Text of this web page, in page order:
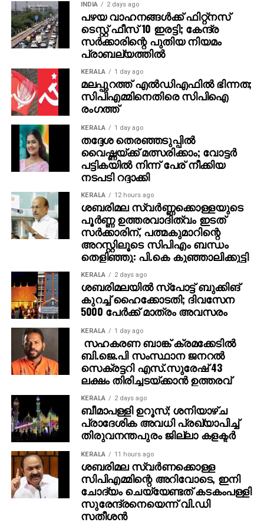
ബില്ലുകളിലെ തീരുമാനങ്ങള്‍ക്ക് ഭരണഘടന
സമയപരിധി നിശ്ചയിച്ചിട്ടില്ല, നിലവിലെ
ആശയക്കുഴപ്പം നീക്കുന്നതിന് കോടതി
മാര്‍ഗനിര്‍ദേശങ്ങള്‍ നല്‍കേണ്ടതുണ്ടെന്ന് റഫറന്‍സില്‍
രാഷ്ട്രപതി ചൂണ്ടിക്കാട്ടി.
ഇന്നത്തെ സുപ്രീം കോടതി അഭിപ്രായം രാജ്യത്തെ
നിയമനിര്‍മ്മാണ പ്രക്രിയയും കേന്ദ്ര-സംസ്ഥാന
ബന്ധവും നേരിട്ട് സ്വാധീനിക്കുന്നതായിരിക്കുമെന്ന്
നിയമ വിദഗ്ധര്‍ വിലയിരുത്തുന്നു.
INDIA 2 days ago
പഴയ വാഹനങ്ങള്‍ക്ക് ഫിറ്റ്‌നസ്
ടെസ്റ്റ് ഫീസ് 10 ഇരട്ടി; കേന്ദ്ര
സര്‍ക്കാരിന്റെ പുതിയ നിയമം
പ്രാബല്യത്തില്‍
KERALA 1 day ago
മലപ്പുറത്ത് എല്‍ഡിഎഫില്‍ ഭിന്നത;
സിപിഎമ്മിനെതിരെ സിപിഐ
രംഗത്ത്
KERALA 1 day ago
തദ്ദേശ തെരഞ്ഞടുപ്പില്‍
വൈഷ്ണയ്ക്ക് മത്സരിക്കാം; വോട്ടര്‍
പട്ടികയില്‍ നിന്ന് പേര് നീക്കിയ
നടപടി റദ്ദാക്കി
KERALA 12 hours ago
ശബരിമല സ്വര്‍ണ്ണക്കൊള്ളയുടെ
പൂര്‍ണ്ണ ഉത്തരവാദിത്വം ഇടത്
സര്‍ക്കാരിന്, പത്മകുമാറിന്റെ
അറസ്റ്റിലൂടെ സിപിഎം ബന്ധം
തെളിഞ്ഞു: പി.കെ കുഞ്ഞാലിക്കുട്ടി
KERALA 2 days ago
ശബരിമലയില്‍ സ്‌പോട്ട് ബുക്കിങ്
കുറച്ച് ഹൈക്കോടതി; ദിവസേന
5000 പേര്‍ക്ക് മാത്രം അവസരം
KERALA 1 day ago
സഹകരണ ബാങ്ക് ക്രമക്കേടില്‍
ബി.ജെ.പി സംസ്ഥാന ജനറല്‍
സെക്രട്ടറി എസ്.സുരേഷ് 43
ലക്ഷം തിരിച്ചടയ്ക്കാന്‍ ഉത്തരവ്
KERALA 2 days ago
ബീമാപള്ളി ഉറൂസ്; ശനിയാഴ്ച
പ്രാദേശിക അവധി പ്രഖ്യാപിച്ച്
തിരുവനന്തപുരം ജില്ലാ കളക്ടര്‍
KERALA 11 hours ago
ശബരിമല സ്വര്‍ണക്കൊള്ള
സിപിഎമ്മിന്റെ അറിവോടെ, ഇനി
ചോദ്യം ചെയ്യേണ്ടത് കടകംപള്ളി
സുരേന്ദ്രനെയെന്ന് വി.ഡി
സതീശന്‍